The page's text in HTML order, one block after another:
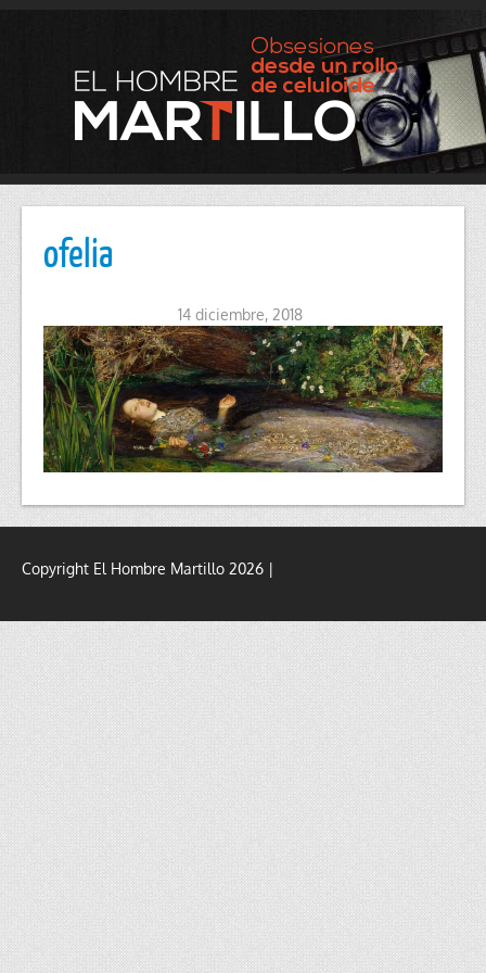
ofelia
14 diciembre, 2018
Copyright El Hombre Martillo 2026 |